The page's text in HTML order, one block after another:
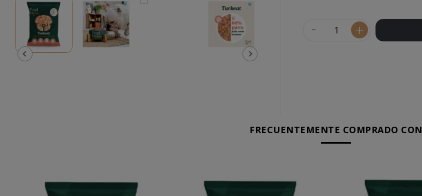
- +
FRECUENTEMENTE COMPRADO CON